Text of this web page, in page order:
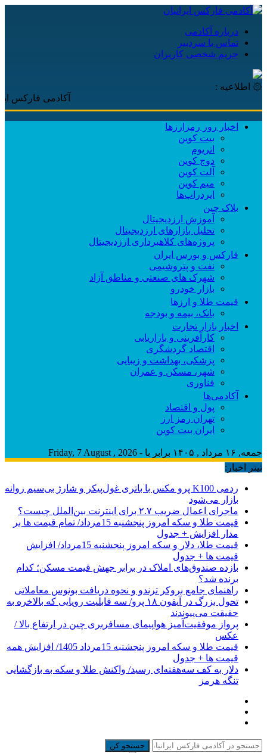
درباره آکادمی
تماس با سردبیر
حریم شخصی کاربران
۞ اطلاعیه :
آکادمی فارکس
اخبار روز رمزارزها
بیت کوین
اتریوم
دوج کوین
آلت کوین
میم کوین‌
ایردراپ‌ها
بلاک چین
آموزش ارزدیجیتال
تحلیل بازارهای ارزدیجیتال
پروژه‌های کلاهبرداری ارزدیجیتال
فارکس و بورس ایران
نفت و پتروشیمی
شهرک های صنعتی و مناطق آزاد
بازار خودرو
قیمت طلا و ارزها
بانک، بیمه و بودجه
اخبار بازار تجارت
کارآفرینی و بازاریابی
اقتصاد گردشگری
پزشکی، بهداشت و زیبایی
شهر، مسکن و عمران
فناوری
آکادمی‌ها
پول و اقتصاد
تهران رمز ارز
ایران بیت کوین
جمعه, ۱۶ مرداد , ۱۴۰۵ برابر با - Friday, 7 August , 2026
تیتر اخبار:
ردمی K100 پرو مکس با باتری غول‌پیکر و شارژ بی‌سیم روانه
بازار می‌شود
ماجرای اعمال ضریب ۲.۷ برای اینترنت بین‌الملل چیست؟
قیمت طلا و سکه امروز پنجشنبه 15مرداد/ تمام قیمت ها بر
مدار افزایش + جدول
قیمت طلا، دلار و سکه امروز پنجشنبه 15مرداد/ افزایش
قیمت ها + جدول
بازده صندوق‌های املاک در برابر جهش قیمت مسکن؛ کدام
برنده شد؟
راهنمای جامع بروکر ترندو و نحوه دریافت بونوس معاملاتی
تحول بزرگ در آیفون ۱۸ پرو/ سه قابلیت رویایی که بالاخره به
حقیقت می‌پیوندند
پرواز موفقیت‌آمیز هواپیمای مسافربری چین در ارتفاع بالا /
عکس
قیمت طلا و سکه امروز پنجشنبه 15مرداد 1405/ افزایش همه
قیمت ها + جدول
دلار به کف سه‌هفته‌ای رسید/ واکنش طلا و سکه به بازگشایی
تنگه هرمز
جستجو کن